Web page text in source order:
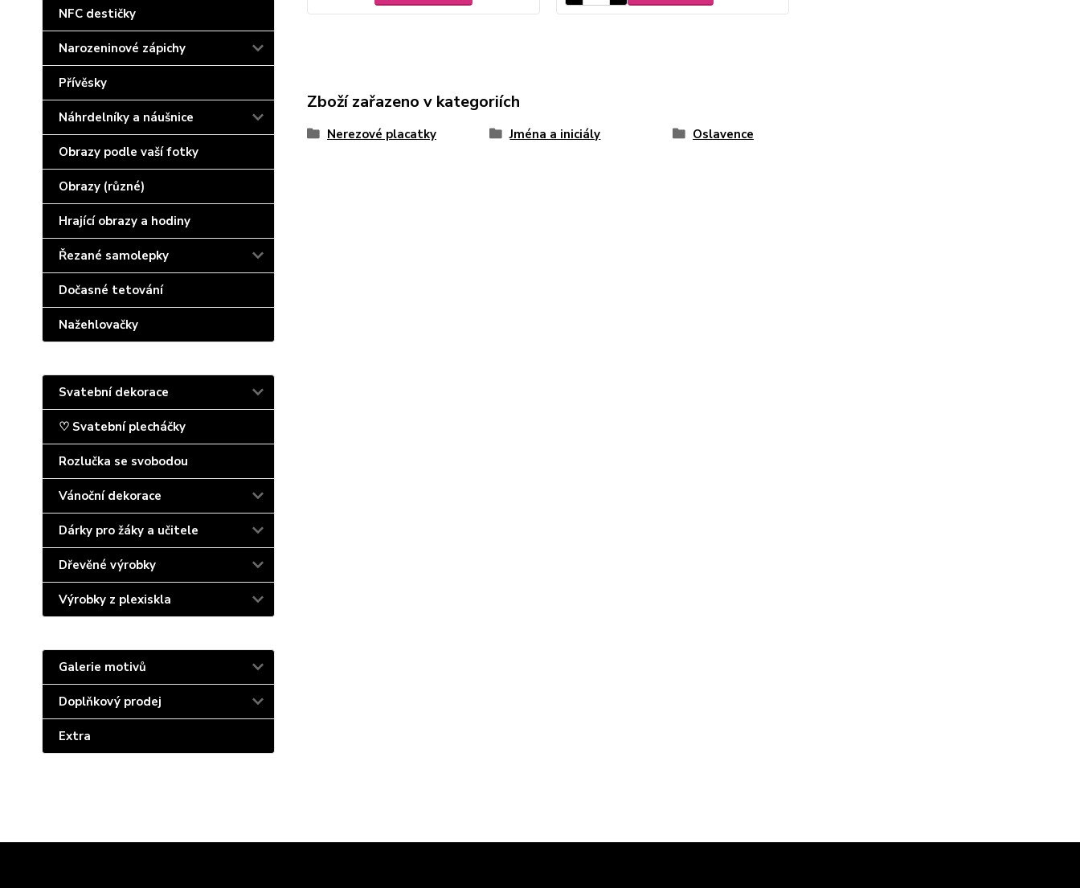
NFC destičky
Narozeninové zápichy
Přívěsky
Náhrdelníky a náušnice
Obrazy podle vaší fotky
Obrazy (různé)
Hrající obrazy a hodiny
Řezané samolepky
Dočasné tetování
Nažehlovačky
Svatební dekorace
♡ Svatební plecháčky
Rozlučka se svobodou
Vánoční dekorace
Dárky pro žáky a učitele
Dřevěné výrobky
Výrobky z plexiskla
Galerie motivů
Doplňkový prodej
Extra
Zboží zařazeno v kategoriích
Nerezové placatky Jména a iniciály Oslavence